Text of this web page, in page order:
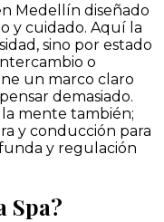
Medellín diseñado
y cuidado. Aquí la
sino por estado
o
un marco claro
demasiado.
mente también;
y conducción para
y regulación
Spa?